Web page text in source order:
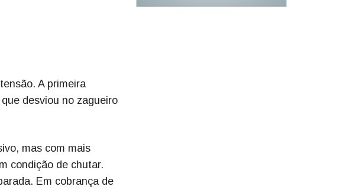
A primeira
desviou no zagueiro
mas com mais
condição de chutar.
Em cobrança de